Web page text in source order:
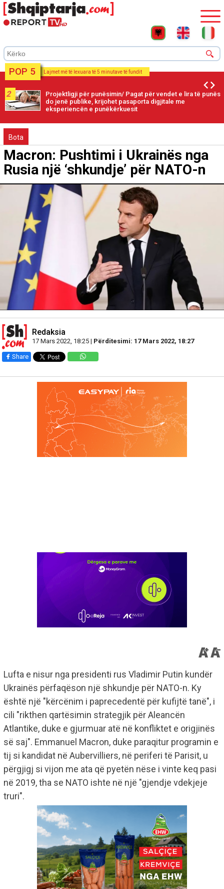
POP 5 Lajmet më të lexuara të 5 minutave të fundit
2
Projektligji për punësimin/ Pagat për vendet e lira të punës
do jenë publike, krijohet pasaporta digjitale me
eksperiencën e punëkërkuesit
Bota
Macron: Pushtimi i Ukrainës nga
Rusia një ‘shkundje’ për NATO-n
Redaksia
17 Mars 2022, 18:25 | Përditesimi: 17 Mars 2022, 18:27
Share
Lufta e nisur nga presidenti rus Vladimir Putin kundër
Ukrainës përfaqëson një shkundje për NATO-n. Ky
është një "kërcënim i paprecedentë për kufijtë tanë", i
cili "rikthen qartësimin strategjik për Aleancën
Atlantike, duke e gjurmuar atë në konfliktet e origjinës
së saj". Emmanuel Macron, duke paraqitur programin e
tij si kandidat në Aubervilliers, në periferi të Parisit, u
përgjigj si vijon me ata që pyetën nëse i vinte keq pasi
në 2019, tha se NATO ishte në një "gjendje vdekjeje
truri".